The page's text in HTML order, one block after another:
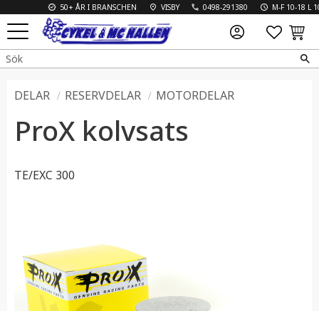
Meny
50+ ÅR I BRANSCHEN VISBY 0498-291380 M-F 10-18 L 10-
DELAR RESERVDELAR MOTORDELAR
ProX kolvsats
TE/EXC 300